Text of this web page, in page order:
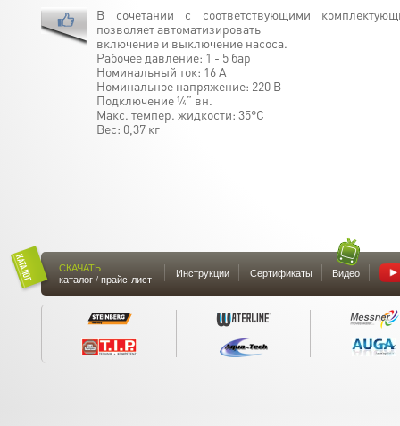
В сочетании с соответствующими
позволяет автоматизировать
включение и выключение насоса.
Рабочее давление: 1 - 5 бар
Номинальный ток: 16 А
Номинальное напряжение: 220 В
Подключение ¼” вн.
Макс. темпер. жидкости: 35°C
Вес: 0,37 кг
СКАЧАТЬ
каталог / прайс-лист
Инструкции Сертификаты Видео